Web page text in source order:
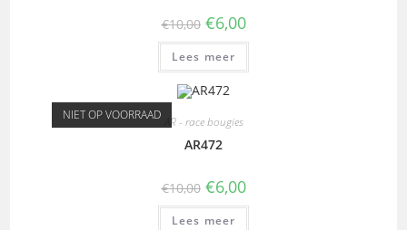
€10,00 €6,00
Lees meer
NIET OP VOORRAAD AR - race bougies
AR472
€10,00 €6,00
Lees meer